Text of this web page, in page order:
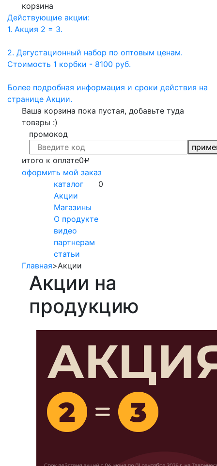
корзина
Действующие акции:
1. Акция 2 = 3.
2. Дегустационный набор по оптовым ценам.
Стоимость 1 корбки - 8100 руб.
Более подробная информация и сроки действия на
странице Акции.
Ваша корзина пока пустая, добавьте туда
товары :)
промокод
итого к оплате0Р
оформить мой заказ
каталог
Акции
Магазины
О продукте
видео
партнерам
статьи
0
Главная>Акции
Акции на
продукцию